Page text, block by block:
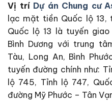
Vị trí Dự án Chung cư
lạc mặt tiền Quốc lộ 13,
Quốc lộ 13 là tuyến
Bình Dương với trung
Tàu, Long An, Bình
tuyến đường chính như:
lộ 745, Tỉnh lộ 747,
đường Mỹ Phước – Tân